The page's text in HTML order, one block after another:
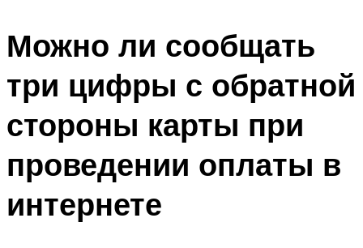
Можно ли сообщать
три цифры с обратной
стороны карты при
проведении оплаты в
интернете